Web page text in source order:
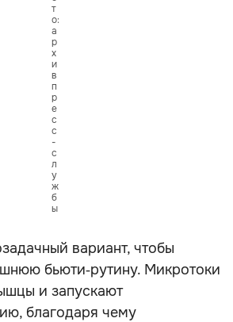
т
о:
а
р
х
и
в
п
р
е
с
с
-
с
л
у
ж
б
ы
вариант, чтобы
бьюти‑рутину. Микротоки
и запускают
благодаря чему